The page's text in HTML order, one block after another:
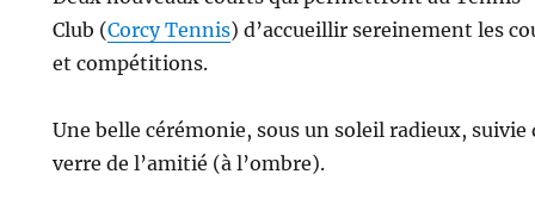
Club (Corcy Tennis) d’accueillir sereinement les
et compétitions.
Une belle cérémonie, sous un soleil radieux, suivie
verre de l’amitié (à l’ombre).